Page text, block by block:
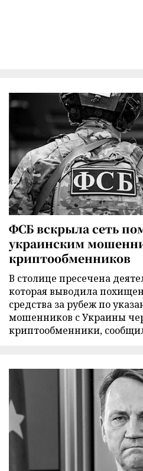
ФСБ вскрыла сеть
украинским
криптообменников
В столице пресечена
которая выводила
средства за рубеж по
мошенников с Украины
криптообменники,